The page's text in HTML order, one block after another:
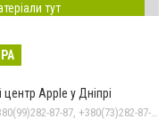
тут
Apple у Дніпрі